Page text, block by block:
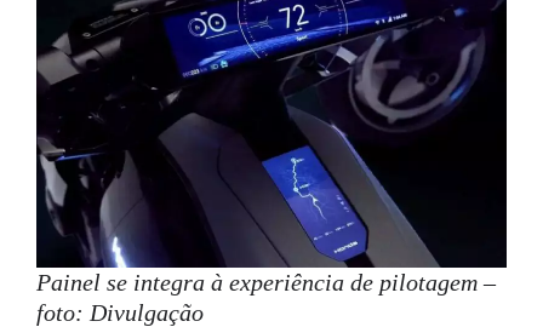
Painel se integra à experiência de pilotagem –
foto: Divulgação